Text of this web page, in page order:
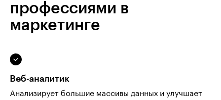
профессиями в
маркетинге
Веб-аналитик
Анализирует большие массивы данных и улучшает